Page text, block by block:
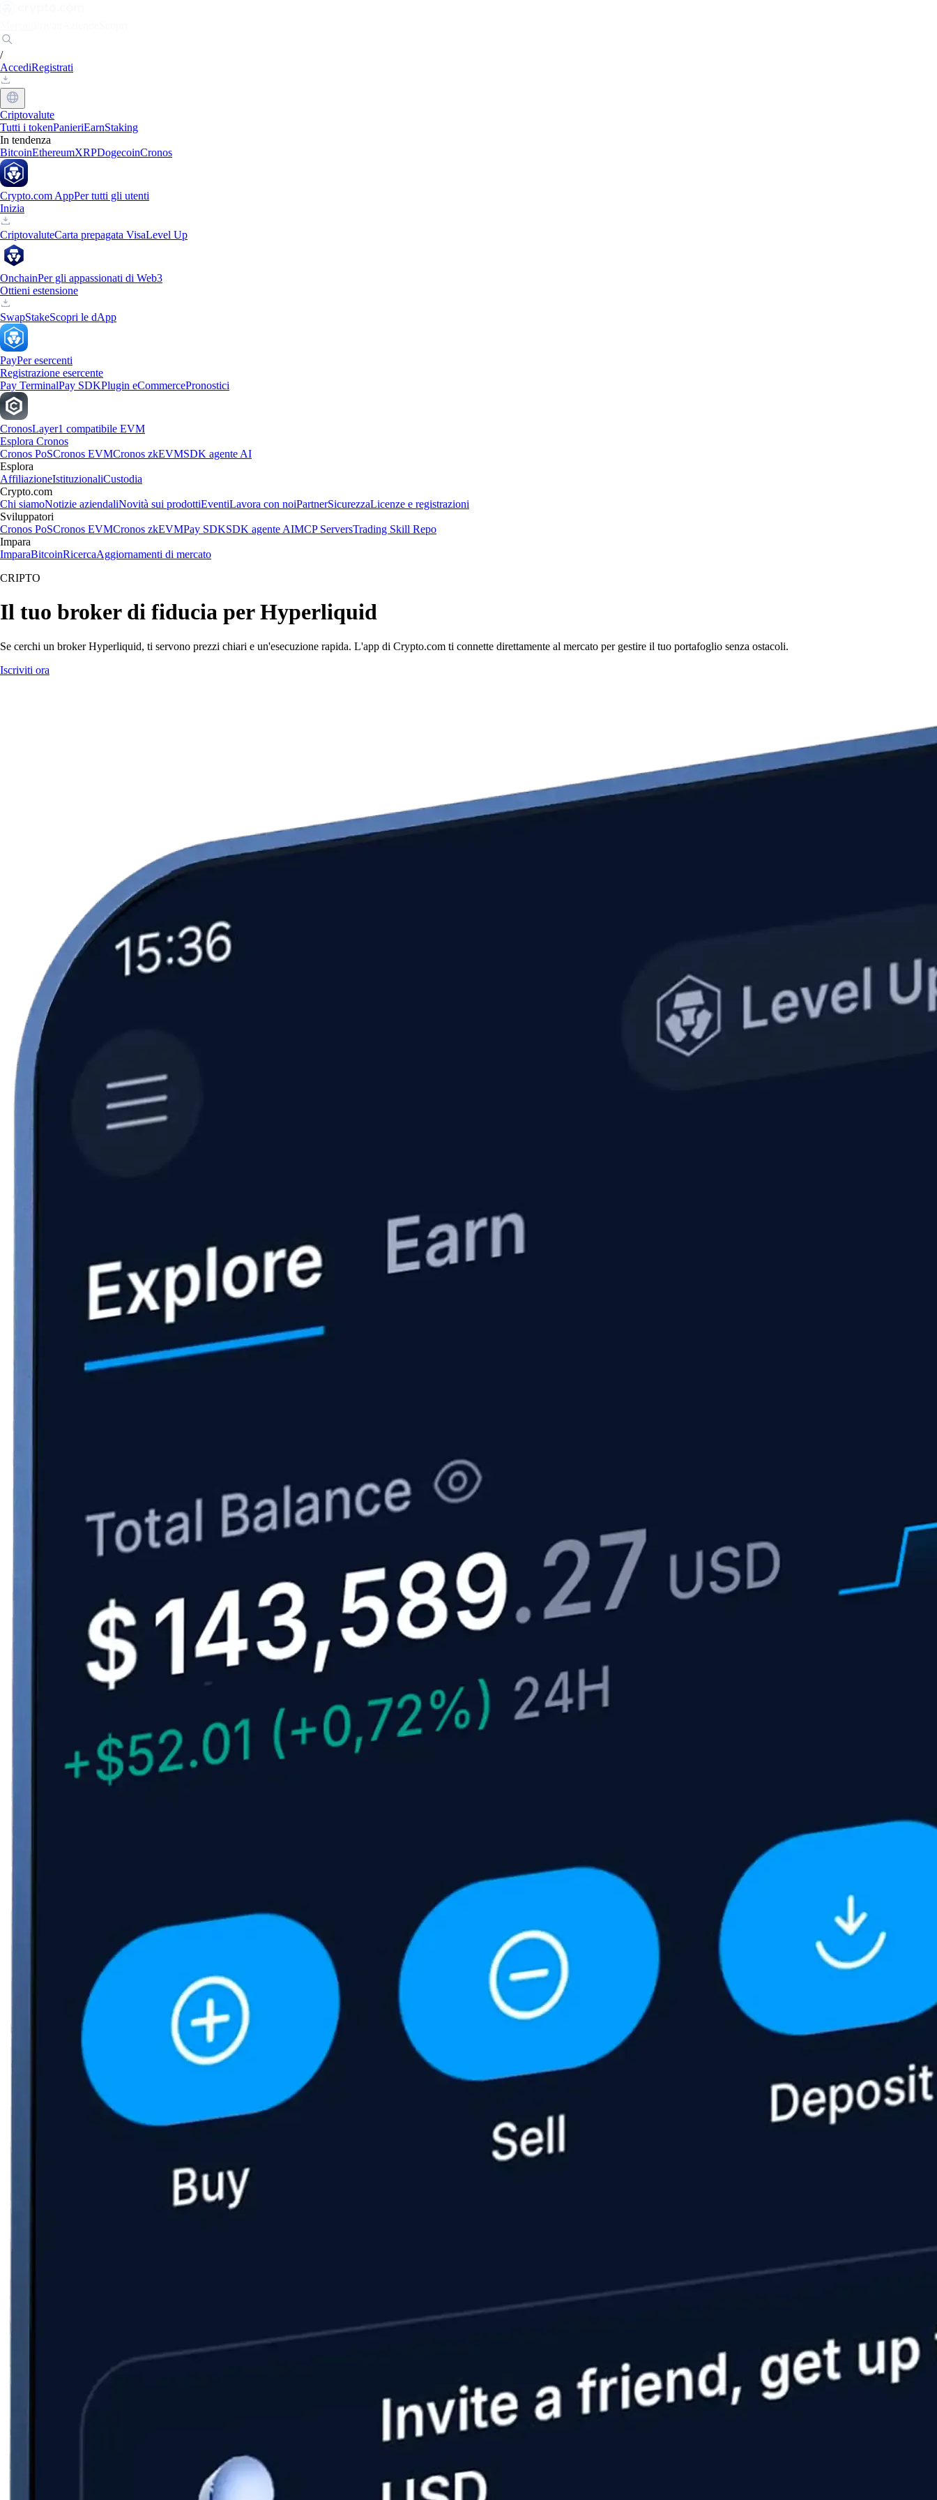
/
AccediRegistrati
Criptovalute
Tutti i tokenPanieriEarnStaking
In tendenza
BitcoinEthereumXRPDogecoinCronos
Crypto.com AppPer tutti gli utenti
Inizia
CriptovaluteCarta prepagata VisaLevel Up
OnchainPer gli appassionati di Web3
Ottieni estensione
SwapStakeScopri le dApp
PayPer esercenti
Registrazione esercente
Pay TerminalPay SDKPlugin eCommercePronostici
CronosLayer1 compatibile EVM
Esplora Cronos
Cronos PoSCronos EVMCronos zkEVMSDK agente AI
Esplora
AffiliazioneIstituzionaliCustodia
Crypto.com
Chi siamoNotizie aziendaliNovità sui prodottiEventiLavora con noiPartnerSicurezzaLicenze e registrazioni
Sviluppatori
Cronos PoSCronos EVMCronos zkEVMPay SDKSDK agente AIMCP ServersTrading Skill Repo
Impara
ImparaBitcoinRicercaAggiornamenti di mercato
CRIPTO
Il tuo broker di fiducia per Hyperliquid
Se cerchi un broker Hyperliquid, ti servono prezzi chiari e un'esecuzione rapida. L'app di Crypto.com ti connette direttamente al mercato per gestire il tuo portafoglio senza ostacoli.
Iscriviti ora